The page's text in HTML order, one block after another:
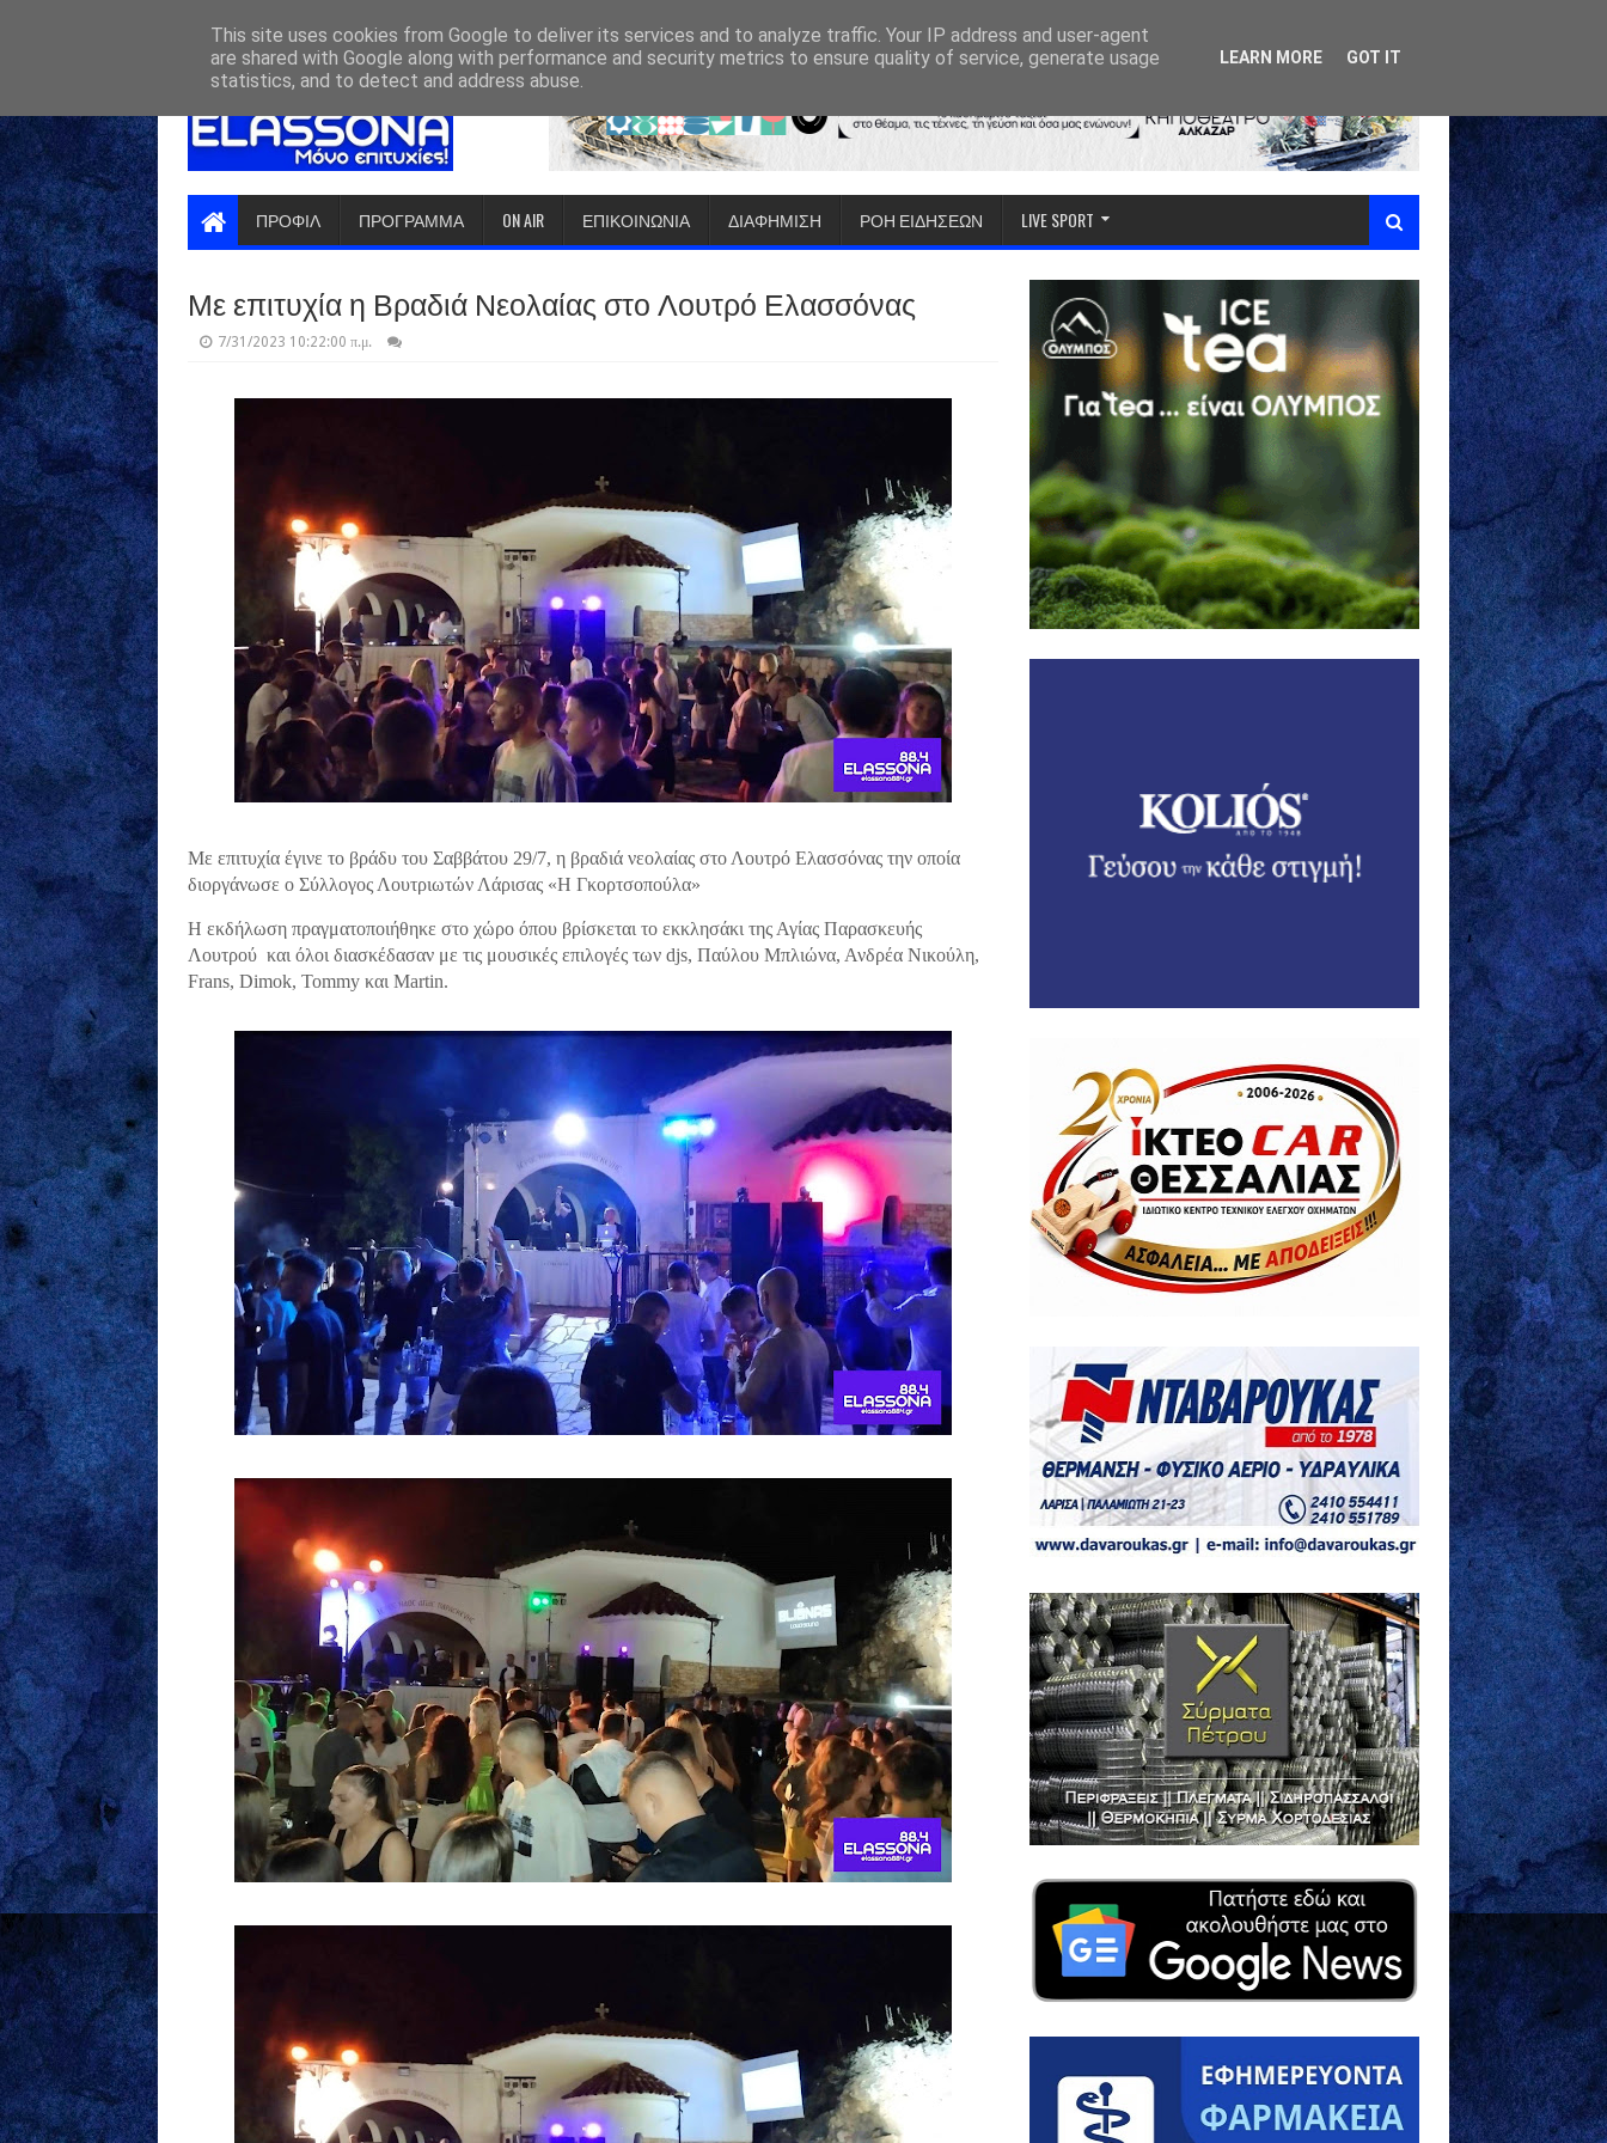
ΠΡΟΦΙΛ ΠΡΟΓΡΑΜΜΑ ON AIR ΕΠΙΚΟΙΝΩΝΙΑ ΔΙΑΦΗΜΙΣΗ ΡΟΗ ΕΙΔΗΣΕΩΝ LIVE SPORT
Με επιτυχία η Βραδιά Νεολαίας στο Λουτρό Ελασσόνας
7/31/2023 10:22:00 π.μ.
Με επιτυχία έγινε το βράδυ του Σαββάτου 29/7, η βραδιά νεολαίας στο Λουτρό Ελασσόνας την οποία
διοργάνωσε ο Σύλλογος Λουτριωτών Λάρισας «Η Γκορτσοπούλα»
Η εκδήλωση πραγματοποιήθηκε στο χώρο όπου βρίσκεται το εκκλησάκι της Αγίας Παρασκευής
Λουτρού και όλοι διασκέδασαν με τις μουσικές επιλογές των djs, Παύλου Μπλιώνα, Ανδρέα Νικούλη,
Frans, Dimok, Tommy και Martin.
This site uses cookies from Google to deliver its services and to analyze traffic. Your IP address and user-agent
are shared with Google along with performance and security metrics to ensure quality of service, generate usage
statistics, and to detect and address abuse.
LEARN MORE GOT IT